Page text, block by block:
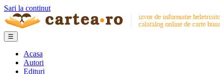
Sari la continut
☰
Acasa
Autori
Edituri